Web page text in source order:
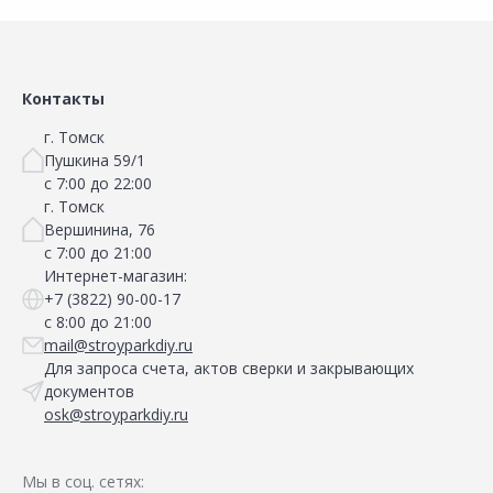
Контакты
г. Томск
Пушкина 59/1
с 7:00 до 22:00
г. Томск
Вершинина, 76
с 7:00 до 21:00
Интернет-магазин:
+7 (3822) 90-00-17
с 8:00 до 21:00
mail@stroyparkdiy.ru
Для запроса счета, актов сверки и закрывающих
документов
osk@stroyparkdiy.ru
Мы в соц. сетях: